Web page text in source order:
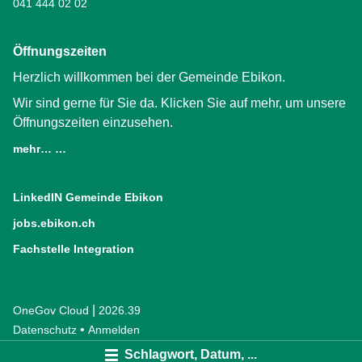
Schlagwort, Datum, ...
041 444 02 02
Öffnungszeiten
Herzlich willkommen bei der Gemeinde Ebikon.
Wir sind gerne für Sie da. Klicken Sie auf mehr, um unsere
Öffnungszeiten einzusehen.
mehr… …
LinkedIN Gemeinde Ebikon
jobs.ebikon.ch
Fachstelle Integration
OneGov Cloud (External Link)
2026.39
Datenschutz (External Link)
Anmelden